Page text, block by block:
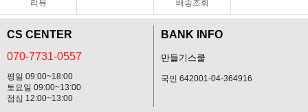
리뷰 배송조회
CS CENTER
070-7731-0557
평일 09:00~18:00
토요일 09:00~13:00
점심 12:00~13:00
BANK INFO
만들기스쿨
국민 642001-04-364916